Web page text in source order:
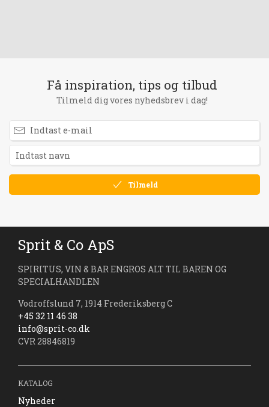
Få inspiration, tips og tilbud
Tilmeld dig vores nyhedsbrev i dag!
Tilmeld
Sprit & Co ApS
SPIRITUS, VIN & BAR ENGROS ALT TIL BAREN OG
SPECIALHANDLEN
Vodroffslund 7, 1914 Frederiksberg C
+45 32 11 46 38
info@sprit-co.dk
CVR 28846819
KATALOG
Nyheder